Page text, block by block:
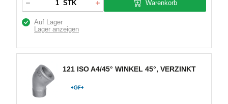
STK Warenkorb
Auf Lager
Lager anzeigen
121 ISO A4/45° WINKEL 45°, VERZINKT